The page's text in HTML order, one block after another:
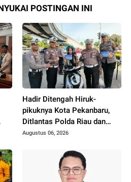
POSTINGAN INI
Hadir Ditengah Hiruk-
pikuknya Kota Pekanbaru,
Ditlantas Polda Riau dan
Polantas KARIB Kobarkan
Nasionalisme dan Green
Policing Jelang HUT RI Ke-
Augustus 06, 2026